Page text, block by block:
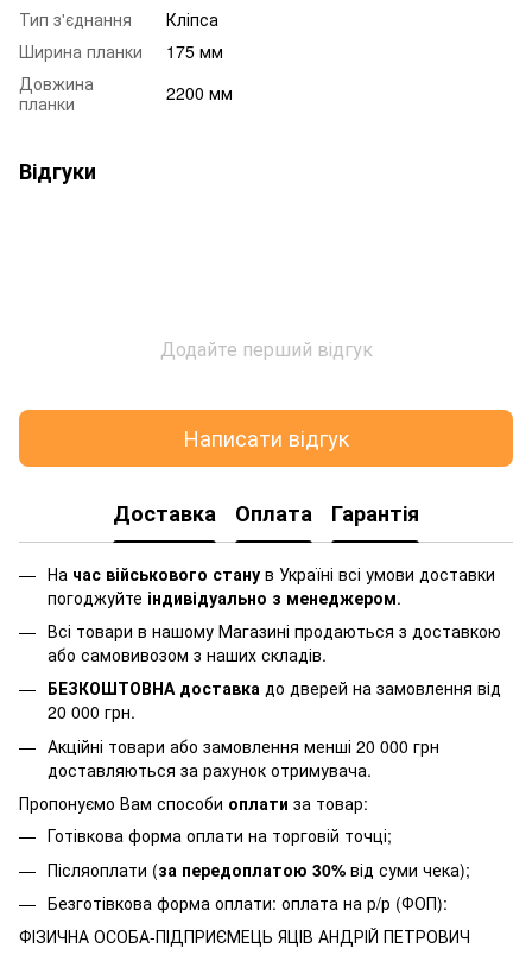
Тип з'єднання
Кліпса
Ширина планки
175 мм
Довжина
планки
2200 мм
Відгуки
Додайте перший відгук
Написати відгук
Доставка Оплата Гарантія
На час військового стану в Україні всі умови доставки
погоджуйте індивідуально з менеджером.
Всі товари в нашому Магазині продаються з доставкою
або самовивозом з наших складів.
БЕЗКОШТОВНА доставка до дверей на замовлення від
20 000 грн.
Акційні товари або замовлення менші 20 000 грн
доставляються за рахунок отримувача.
Пропонуємо Вам способи оплати за товар:
Готівкова форма оплати на торговій точці;
Післяоплати (за передоплатою 30% від суми чека);
Безготівкова форма оплати: оплата на р/р (ФОП):
ФІЗИЧНА ОСОБА-ПІДПРИЄМЕЦЬ ЯЦІВ АНДРІЙ ПЕТРОВИЧ